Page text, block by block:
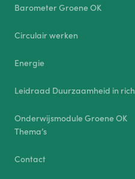
Barometer Groene OK
Circulair werken
Energie
Leidraad Duurzaamheid in
Onderwijsmodule Groene OK
Thema’s
Contact